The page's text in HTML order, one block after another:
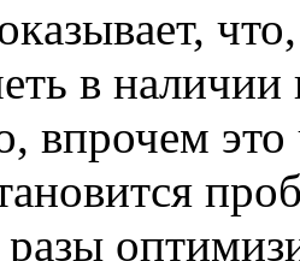
в
впрочем
разы